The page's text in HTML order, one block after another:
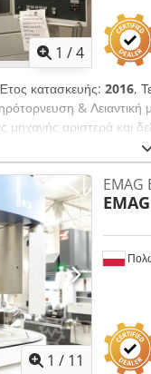
1 /4
κατασκευής: 2016,
&
μηχανής αριστερά και
μέσω
προφόρτισης · Όλες
εκτός του χώρου
βαθμονομημένες
προς τα κάτω · Ιδία
· Εύκολη
τοποθέτησης μέσω
άτρακτος A6 σύμφωνα
1 / 11
EMAG
EMAG